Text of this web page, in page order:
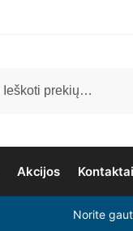
Akcijos Kontaktai
Norite